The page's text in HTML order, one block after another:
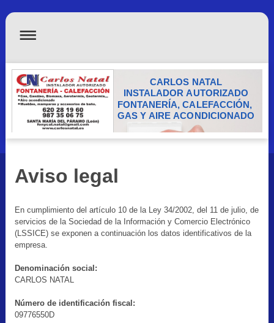
CARLOS NATAL
INSTALADOR AUTORIZADO
FONTANERÍA, CALEFACCIÓN,
GAS Y AIRE ACONDICIONADO
Aviso legal
En cumplimiento del artículo 10 de la Ley 34/2002, del 11 de julio, de
servicios de la Sociedad de la Información y Comercio Electrónico
(LSSICE) se exponen a continuación los datos identificativos de la
empresa.
Denominación social:
CARLOS NATAL
Número de identificación fiscal:
09776550D